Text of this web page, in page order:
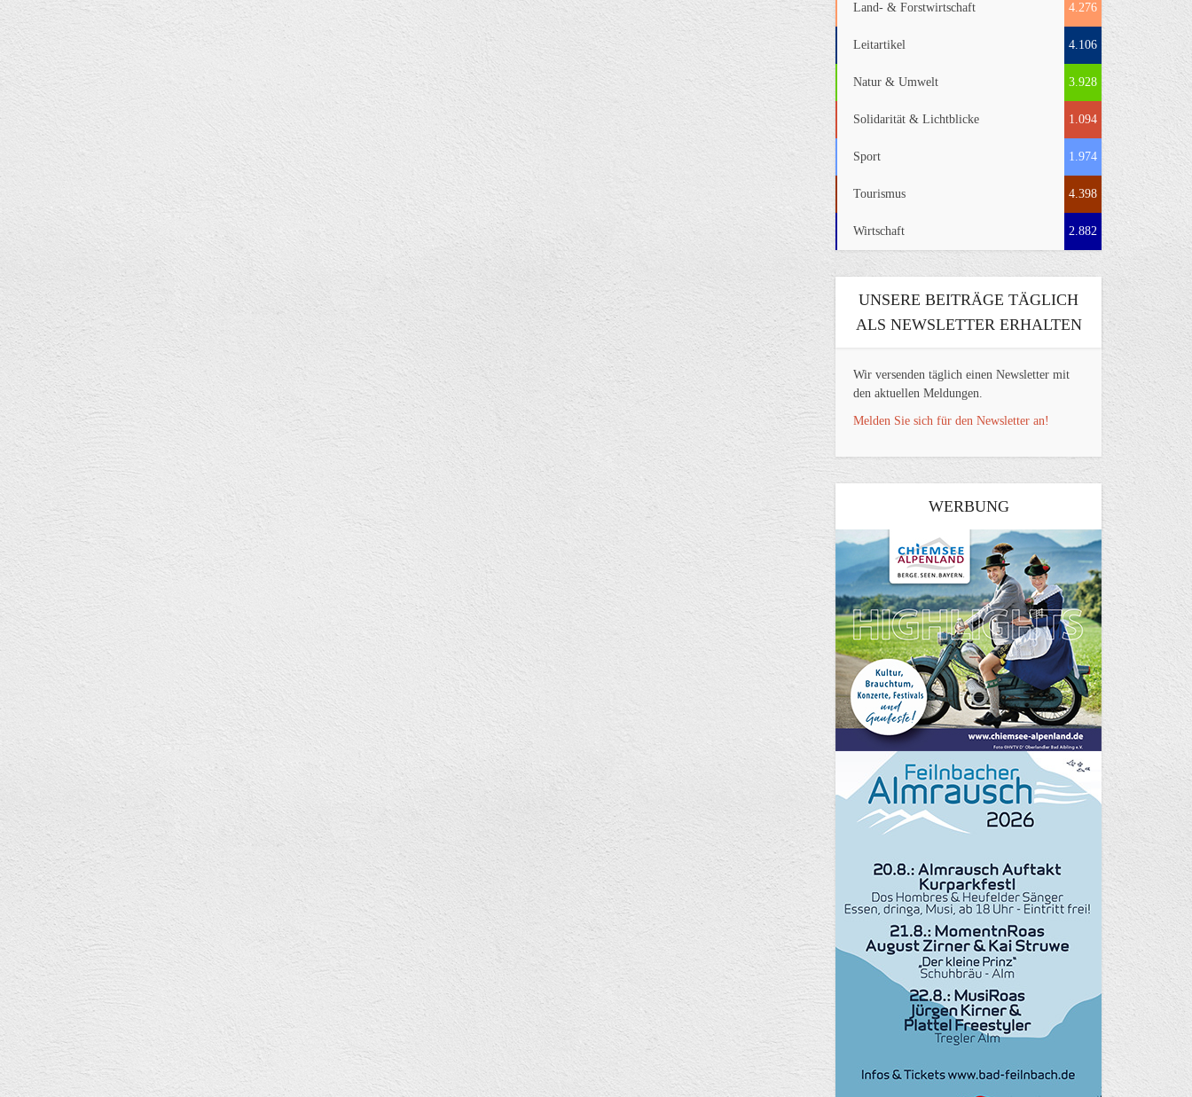
Land- & Forstwirtschaft 4.276
Leitartikel 4.106
Natur & Umwelt 3.928
Solidarität & Lichtblicke 1.094
Sport 1.974
Tourismus 4.398
Wirtschaft 2.882
UNSERE BEITRÄGE TÄGLICH
ALS NEWSLETTER ERHALTEN
Wir versenden täglich einen Newsletter mit
den aktuellen Meldungen.
Melden Sie sich für den Newsletter an!
WERBUNG